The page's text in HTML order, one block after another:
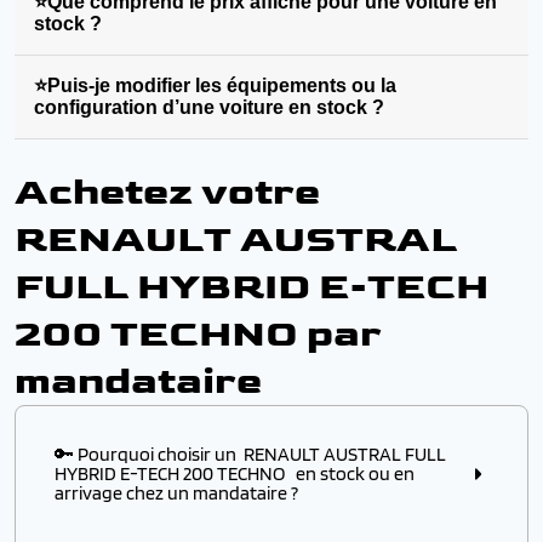
stock ?
⭐Puis-je modifier les équipements ou la
configuration d’une voiture en stock ?
Achetez votre
RENAULT AUSTRAL
FULL HYBRID E-TECH
200 TECHNO par
mandataire
🔑 Pourquoi choisir un RENAULT AUSTRAL FULL
HYBRID E-TECH 200 TECHNO en stock ou en
arrivage chez un mandataire ?